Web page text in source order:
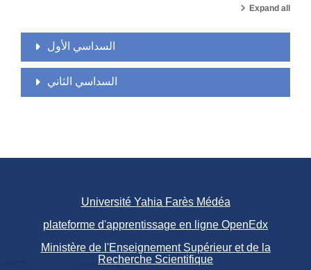
Expand all
السداسي الأول
السداسي الثاني
Université Yahia Farès Médéa
plateforme d'apprentissage en ligne OpenEdx
Ministère de l'Enseignement Supérieur et de la
Recherche Scientifique